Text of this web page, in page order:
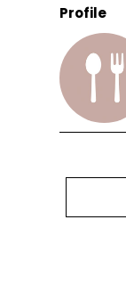
Profile